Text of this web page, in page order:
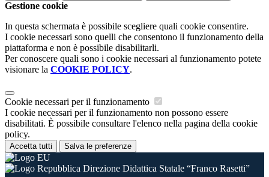
Gestione cookie
In questa schermata è possibile scegliere quali cookie consentire.
I cookie necessari sono quelli che consentono il funzionamento della
piattaforma e non è possibile disabilitarli.
Per conoscere quali sono i cookie necessari al funzionamento potete
visionare la COOKIE POLICY.
Cookie necessari per il funzionamento
I cookie necessari per il funzionamento non possono essere
disabilitati. È possibile consultare l'elenco nella pagina della cookie
policy.
Accetta tutti Salva le preferenze
Direzione Didattica Statale “Franco Rasetti”